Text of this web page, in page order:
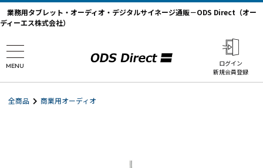
業務用タブレット・オーディオ・デジタルサイネージ通販－ODS Direct（オー
ディーエス株式会社）
MENU
ログイン
新規会員登録
全商品 商業用オーディオ